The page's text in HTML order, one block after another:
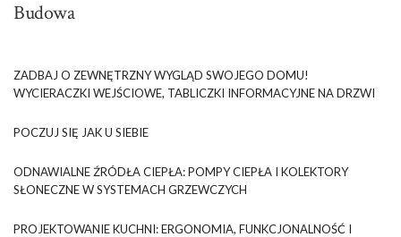
Budowa
ZADBAJ O ZEWNĘTRZNY WYGLĄD SWOJEGO DOMU!
WYCIERACZKI WEJŚCIOWE, TABLICZKI INFORMACYJNE NA DRZWI
POCZUJ SIĘ JAK U SIEBIE
ODNAWIALNE ŹRÓDŁA CIEPŁA: POMPY CIEPŁA I KOLEKTORY
SŁONECZNE W SYSTEMACH GRZEWCZYCH
PROJEKTOWANIE KUCHNI: ERGONOMIA, FUNKCJONALNOŚĆ I